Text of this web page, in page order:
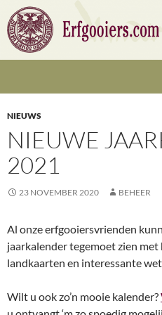
naar
de
inhoud
NIEUWS
NIEUWE
2021
23 NOVEMBER 2020 BEHEER
Al onze erfgooiersvrienden
jaarkalender tegemoet zien met
landkaarten en interessante
Wilt u ook zo’n mooie kalender?